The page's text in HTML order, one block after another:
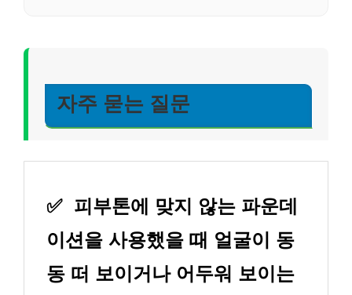
자주 묻는 질문
✅ 피부톤에 맞지 않는 파운데
이션을 사용했을 때 얼굴이 동
동 떠 보이거나 어두워 보이는